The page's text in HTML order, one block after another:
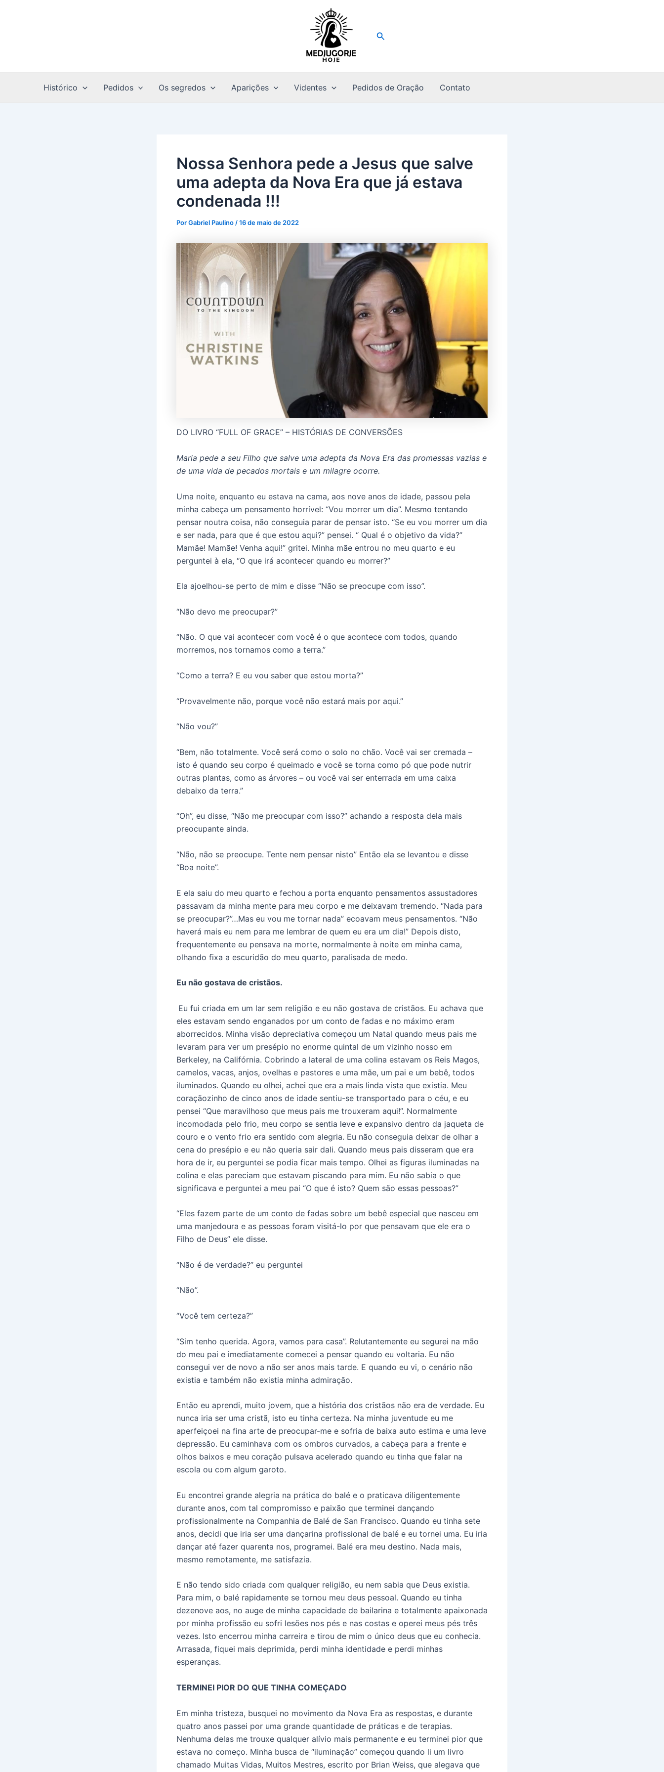
Pesquisar
Histórico Pedidos Os segredos Aparições Videntes Pedidos de Oração Contato
Nossa Senhora pede a Jesus que salve
uma adepta da Nova Era que já estava
condenada !!!
PorGabriel Paulino /16 de maio de 2022
DO LIVRO “FULL OF GRACE” – HISTÓRIAS DE CONVERSÕES
Maria pede a seu Filho que salve uma adepta da Nova Era das promessas vazias e
de uma vida de pecados mortais e um milagre ocorre.
Uma noite, enquanto eu estava na cama, aos nove anos de idade, passou pela
minha cabeça um pensamento horrível: “Vou morrer um dia”. Mesmo tentando
pensar noutra coisa, não conseguia parar de pensar isto. “Se eu vou morrer um dia
e ser nada, para que é que estou aqui?” pensei. “ Qual é o objetivo da vida?”
Mamãe! Mamãe! Venha aqui!” gritei. Minha mãe entrou no meu quarto e eu
perguntei à ela, “O que irá acontecer quando eu morrer?”
Ela ajoelhou-se perto de mim e disse “Não se preocupe com isso”.
“Não devo me preocupar?”
“Não. O que vai acontecer com você é o que acontece com todos, quando
morremos, nos tornamos como a terra.”
“Como a terra? E eu vou saber que estou morta?”
“Provavelmente não, porque você não estará mais por aqui.”
“Não vou?”
“Bem, não totalmente. Você será como o solo no chão. Você vai ser cremada –
isto é quando seu corpo é queimado e você se torna como pó que pode nutrir
outras plantas, como as árvores – ou você vai ser enterrada em uma caixa
debaixo da terra.”
“Oh”, eu disse, “Não me preocupar com isso?” achando a resposta dela mais
preocupante ainda.
“Não, não se preocupe. Tente nem pensar nisto” Então ela se levantou e disse
“Boa noite”.
E ela saiu do meu quarto e fechou a porta enquanto pensamentos assustadores
passavam da minha mente para meu corpo e me deixavam tremendo. “Nada para
se preocupar?”…Mas eu vou me tornar nada” ecoavam meus pensamentos. “Não
haverá mais eu nem para me lembrar de quem eu era um dia!” Depois disto,
frequentemente eu pensava na morte, normalmente à noite em minha cama,
olhando fixa a escuridão do meu quarto, paralisada de medo.
Eu não gostava de cristãos.
Eu fui criada em um lar sem religião e eu não gostava de cristãos. Eu achava que
eles estavam sendo enganados por um conto de fadas e no máximo eram
aborrecidos. Minha visão depreciativa começou um Natal quando meus pais me
levaram para ver um presépio no enorme quintal de um vizinho nosso em
Berkeley, na Califórnia. Cobrindo a lateral de uma colina estavam os Reis Magos,
camelos, vacas, anjos, ovelhas e pastores e uma mãe, um pai e um bebê, todos
iluminados. Quando eu olhei, achei que era a mais linda vista que existia. Meu
coraçãozinho de cinco anos de idade sentiu-se transportado para o céu, e eu
pensei “Que maravilhoso que meus pais me trouxeram aqui!”. Normalmente
incomodada pelo frio, meu corpo se sentia leve e expansivo dentro da jaqueta de
couro e o vento frio era sentido com alegria. Eu não conseguia deixar de olhar a
cena do presépio e eu não queria sair dali. Quando meus pais disseram que era
hora de ir, eu perguntei se podia ficar mais tempo. Olhei as figuras iluminadas na
colina e elas pareciam que estavam piscando para mim. Eu não sabia o que
significava e perguntei a meu pai “O que é isto? Quem são essas pessoas?”
“Eles fazem parte de um conto de fadas sobre um bebê especial que nasceu em
uma manjedoura e as pessoas foram visitá-lo por que pensavam que ele era o
Filho de Deus” ele disse.
“Não é de verdade?” eu perguntei
“Não”.
“Você tem certeza?”
“Sim tenho querida. Agora, vamos para casa”. Relutantemente eu segurei na mão
do meu pai e imediatamente comecei a pensar quando eu voltaria. Eu não
consegui ver de novo a não ser anos mais tarde. E quando eu vi, o cenário não
existia e também não existia minha admiração.
Então eu aprendi, muito jovem, que a história dos cristãos não era de verdade. Eu
nunca iria ser uma cristã, isto eu tinha certeza. Na minha juventude eu me
aperfeiçoei na fina arte de preocupar-me e sofria de baixa auto estima e uma leve
depressão. Eu caminhava com os ombros curvados, a cabeça para a frente e
olhos baixos e meu coração pulsava acelerado quando eu tinha que falar na
escola ou com algum garoto.
Eu encontrei grande alegria na prática do balé e o praticava diligentemente
durante anos, com tal compromisso e paixão que terminei dançando
profissionalmente na Companhia de Balé de San Francisco. Quando eu tinha sete
anos, decidi que iria ser uma dançarina profissional de balé e eu tornei uma. Eu iria
dançar até fazer quarenta nos, programei. Balé era meu destino. Nada mais,
mesmo remotamente, me satisfazia.
E não tendo sido criada com qualquer religião, eu nem sabia que Deus existia.
Para mim, o balé rapidamente se tornou meu deus pessoal. Quando eu tinha
dezenove aos, no auge de minha capacidade de bailarina e totalmente apaixonada
por minha profissão eu sofri lesões nos pés e nas costas e operei meus pés três
vezes. Isto encerrou minha carreira e tirou de mim o único deus que eu conhecia.
Arrasada, fiquei mais deprimida, perdi minha identidade e perdi minhas
esperanças.
TERMINEI PIOR DO QUE TINHA COMEÇADO
Em minha tristeza, busquei no movimento da Nova Era as respostas, e durante
quatro anos passei por uma grande quantidade de práticas e de terapias.
Nenhuma delas me trouxe qualquer alívio mais permanente e eu terminei pior que
estava no começo. Minha busca de “iluminação” começou quando li um livro
chamado Muitas Vidas, Muitos Mestres, escrito por Brian Weiss, que alegava que